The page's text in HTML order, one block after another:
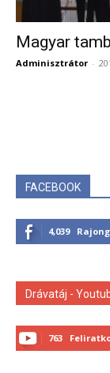
Magyar
Adminisztrátor -
FACEBOOK
4,039
Drávatáj -
763